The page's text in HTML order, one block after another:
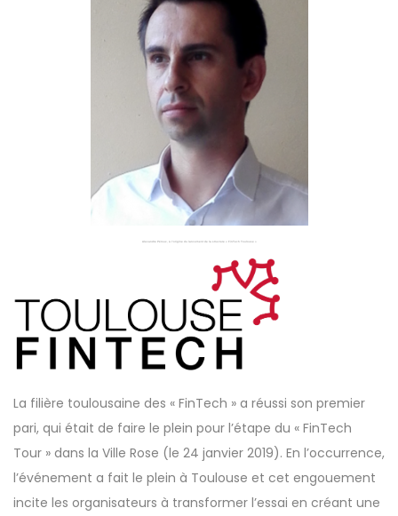
Alexandre Péroux, à l’origine du lancement de la structure « FinTech Toulouse »
La filière toulousaine des « FinTech » a réussi son premier
pari, qui était de faire le plein pour l’étape du « FinTech
Tour » dans la Ville Rose (le 24 janvier 2019). En l’occurrence,
l’événement a fait le plein à Toulouse et cet engouement
incite les organisateurs à transformer l’essai en créant une